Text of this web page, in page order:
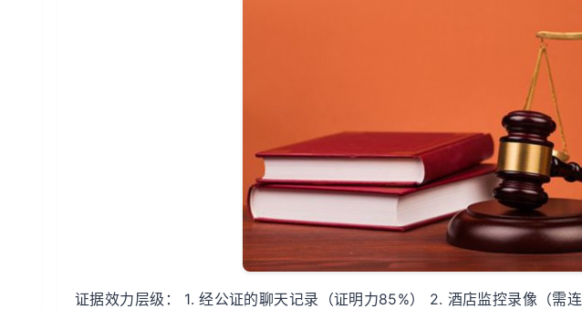
证据效力层级： 1. 经公证的聊天记录（证明力85%） 2. 酒店监控录像（需